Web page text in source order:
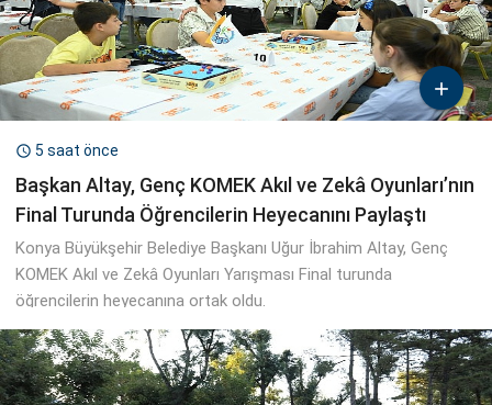

 5 saat önce
Başkan Altay, Genç KOMEK Akıl ve Zekâ Oyunları’nın
Final Turunda Öğrencilerin Heyecanını Paylaştı
Konya Büyükşehir Belediye Başkanı Uğur İbrahim Altay, Genç
KOMEK Akıl ve Zekâ Oyunları Yarışması Final turunda
öğrencilerin heyecanına ortak oldu.